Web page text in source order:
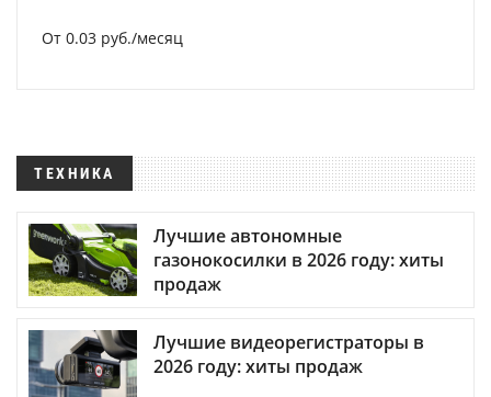
От 0.03 руб./месяц
ТЕХНИКА
Лучшие автономные
газонокосилки в 2026 году: хиты
продаж
Лучшие видеорегистраторы в
2026 году: хиты продаж